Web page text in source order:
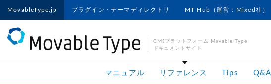
MovableType.jp プラグイン・テーマディレクトリ MT Hub（運営：Mixed社）
CMSプラットフォーム Movable Type
ドキュメントサイト
マニュアル リファレンス Tips Q&A